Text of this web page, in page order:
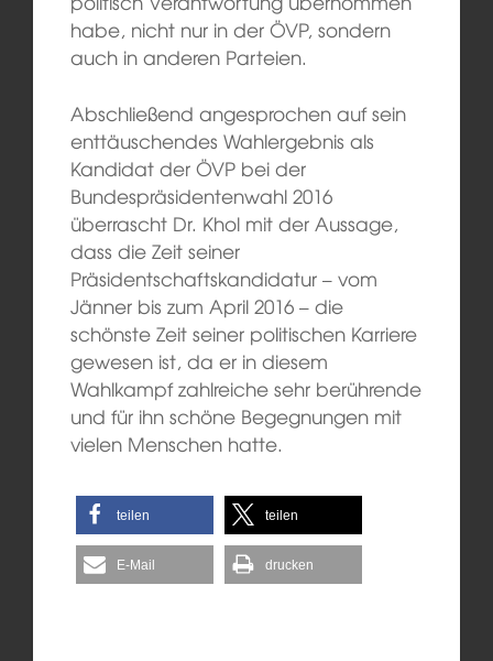
habe, nicht nur in der ÖVP, sondern
auch in anderen Parteien.
Abschließend angesprochen auf sein
enttäuschendes Wahlergebnis als
Kandidat der ÖVP bei der
Bundespräsidentenwahl 2016
überrascht Dr. Khol mit der Aussage,
dass die Zeit seiner
Präsidentschaftskandidatur – vom
Jänner bis zum April 2016 – die
schönste Zeit seiner politischen Karriere
gewesen ist, da er in diesem
Wahlkampf zahlreiche sehr berührende
und für ihn schöne Begegnungen mit
vielen Menschen hatte.
teilen teilen
E-Mail drucken